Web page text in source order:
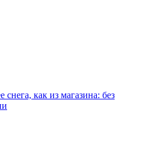
как из магазина: без